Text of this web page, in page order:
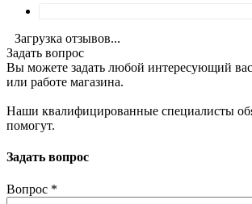
Загрузка отзывов...
Задать вопрос
Вы можете задать любой интересующий
или работе магазина.
Наши квалифицированные специалисты
помогут.
Задать вопрос
Вопрос *